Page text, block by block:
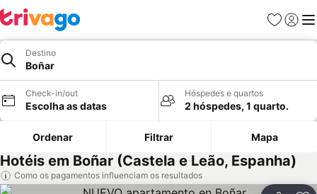
Favoritos
Iniciar
Destino
Boñar
Check-in/out
Escolha as datas
Hóspedes e quartos
2 hóspedes, 1 quarto.
Ordenar Filtrar Mapa
Hotéis em Boñar (Castela e Leão, Espanha)
Como os pagamentos influenciam os resultados